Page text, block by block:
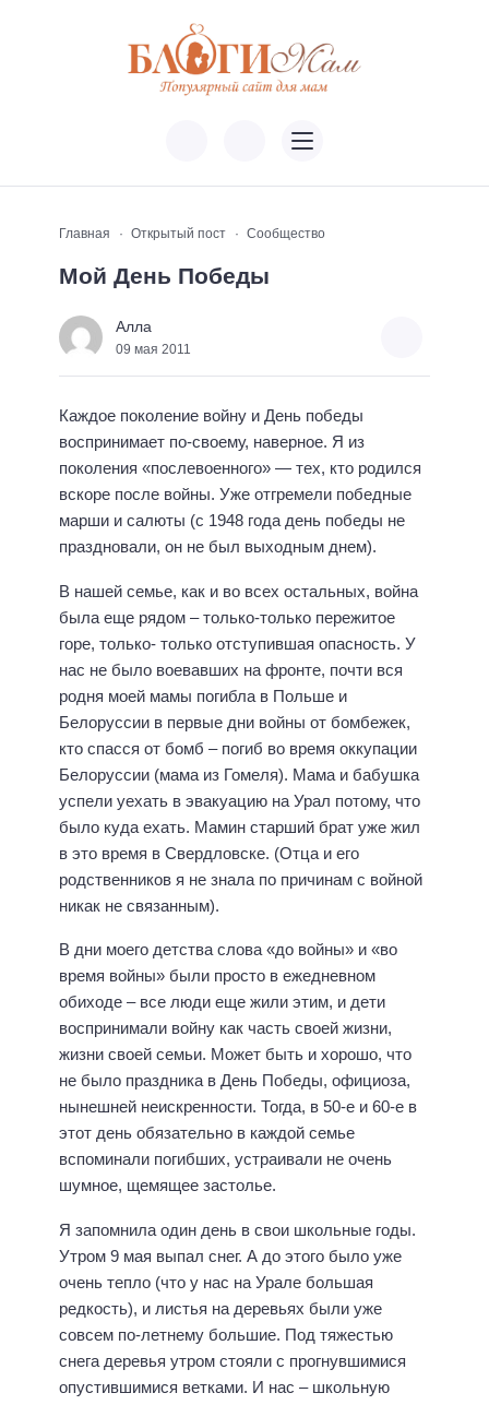
Главная Открытый пост Сообщество
Мой День Победы
Алла
09 мая 2011
Каждое поколение войну и День победы
воспринимает по-своему, наверное. Я из
поколения «послевоенного» — тех, кто родился
вскоре после войны. Уже отгремели победные
марши и салюты (с 1948 года день победы не
праздновали, он не был выходным днем).
В нашей семье, как и во всех остальных, война
была еще рядом – только-только пережитое
горе, только- только отступившая опасность. У
нас не было воевавших на фронте, почти вся
родня моей мамы погибла в Польше и
Белоруссии в первые дни войны от бомбежек,
кто спасся от бомб – погиб во время оккупации
Белоруссии (мама из Гомеля). Мама и бабушка
успели уехать в эвакуацию на Урал потому, что
было куда ехать. Мамин старший брат уже жил
в это время в Свердловске. (Отца и его
родственников я не знала по причинам с войной
никак не связанным).
В дни моего детства слова «до войны» и «во
время войны» были просто в ежедневном
обиходе – все люди еще жили этим, и дети
воспринимали войну как часть своей жизни,
жизни своей семьи. Может быть и хорошо, что
не было праздника в День Победы, официоза,
нынешней неискренности. Тогда, в 50-е и 60-е в
этот день обязательно в каждой семье
вспоминали погибших, устраивали не очень
шумное, щемящее застолье.
Я запомнила один день в свои школьные годы.
Утром 9 мая выпал снег. А до этого было уже
очень тепло (что у нас на Урале большая
редкость), и листья на деревьях были уже
совсем по-летнему большие. Под тяжестью
снега деревья утром стояли с прогнувшимися
опустившимися ветками. И нас – школьную